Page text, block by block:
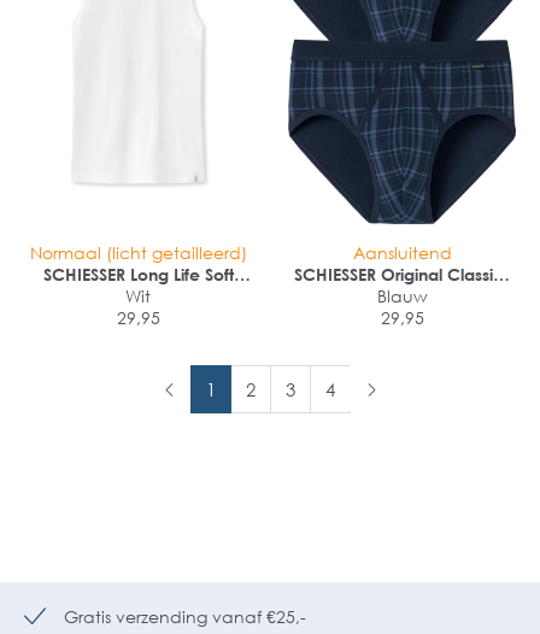
Normaal (licht getailleerd)
SCHIESSER Long Life Soft
singlet (1-pack)
Wit
29,95
Aansluitend
SCHIESSER Original Classics
sportslips (2-pack)
Blauw
29,95
1 2 3 4
Gratis verzending vanaf €25,-